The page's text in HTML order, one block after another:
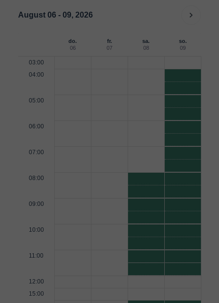
August 06 - 09, 2026
do.
06
fr.
07
sa.
08
so.
09
03:00
04:00
05:00
06:00
07:00
08:00
09:00
10:00
11:00
12:00
15:00